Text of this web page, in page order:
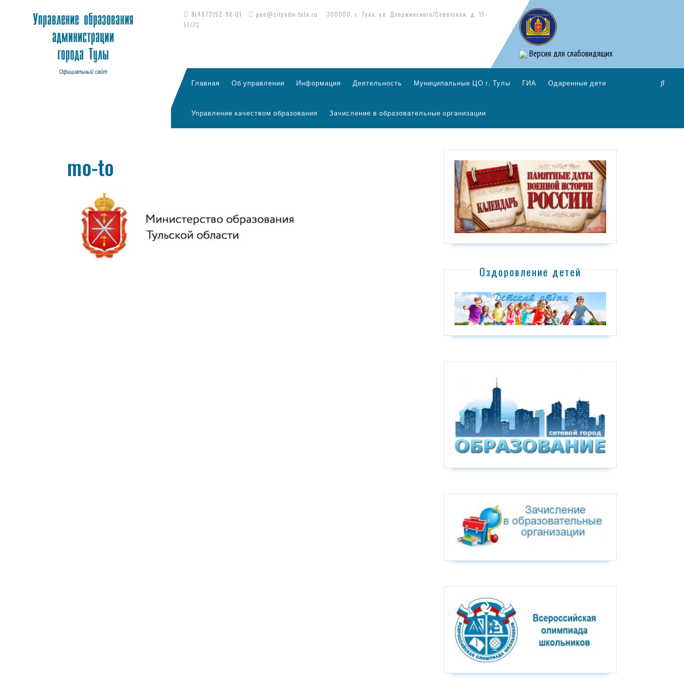
8(4872)52-98-01 guo@cityadm.tula.ru
300000, г. Тула, ул. Дзержинского/Советская, д. 15-
17/73
Версия для слабовидящих
Главная Об управлении Информация Деятельность Муниципальные ЦО г. Тулы ГИА Одаренные дети
Управление качеством образования Зачисление в образовательные организации
mo-to
Оздоровление детей